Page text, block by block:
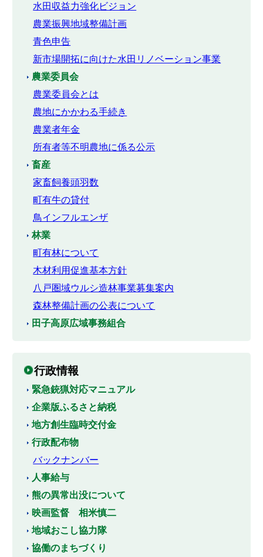
水田収益力強化ビジョン
農業振興地域整備計画
青色申告
新市場開拓に向けた水田リノベーション事業
農業委員会
農業委員会とは
農地にかかわる手続き
農業者年金
所有者等不明農地に係る公示
畜産
家畜飼養頭羽数
町有牛の貸付
鳥インフルエンザ
林業
町有林について
木材利用促進基本方針
八戸圏域ウルシ造林事業募集案内
森林整備計画の公表について
田子高原広域事務組合
行政情報
緊急銃猟対応マニュアル
企業版ふるさと納税
地方創生臨時交付金
行政配布物
バックナンバー
人事給与
熊の異常出没について
映画監督 相米慎二
地域おこし協力隊
協働のまちづくり